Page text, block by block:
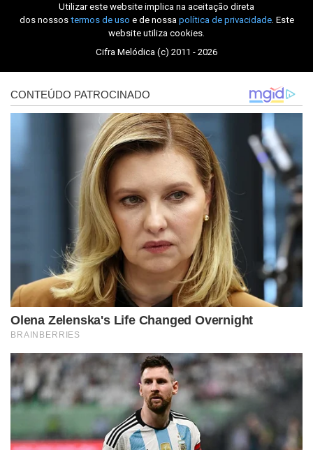
Utilizar este website implica na aceitação direta
dos nossos termos de uso e de nossa política de privacidade. Este
website utiliza cookies.
Cifra Melódica (c) 2011 - 2026